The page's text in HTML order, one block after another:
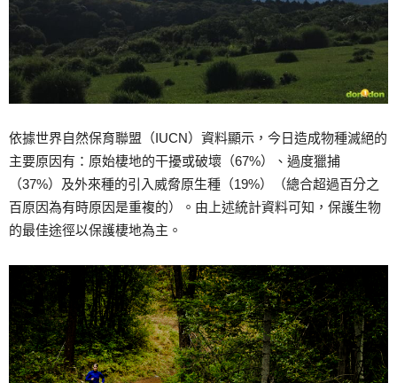
依據世界自然保育聯盟（IUCN）資料顯示，今日造成物種滅絕的
主要原因有：原始棲地的干擾或破壞（67%）、過度獵捕
（37%）及外來種的引入威脅原生種（19%）（總合超過百分之
百原因為有時原因是重複的）。由上述統計資料可知，保護生物
的最佳途徑以保護棲地為主。